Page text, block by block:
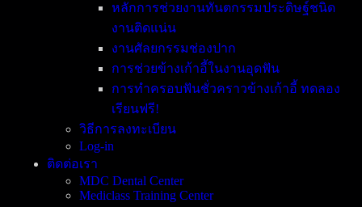
หลักการช่วยงานทันตกรรมประดิษฐ์ชนิด
งานติดแน่น
งานศัลยกรรมช่องปาก
การช่วยข้างเก้าอี้ในงานอุดฟัน
การทำครอบฟันชั่วคราวข้างเก้าอี้ ทดลอง
เรียนฟรี!
วิธีการลงทะเบียน
Log-in
ติดต่อเรา
MDC Dental Center
Mediclass Training Center